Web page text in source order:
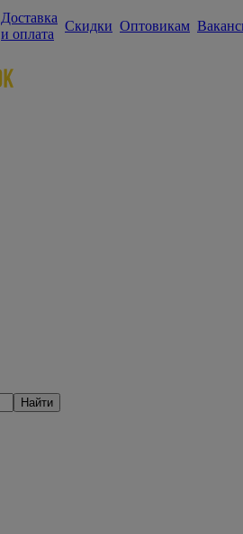
Доставка
и оплата
Скидки Оптовикам
Найти